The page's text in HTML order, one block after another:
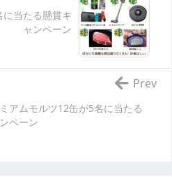
当たる懸賞キ
ャンペーン
アムモルツ12缶が5名に当たる
ペーン
Prev